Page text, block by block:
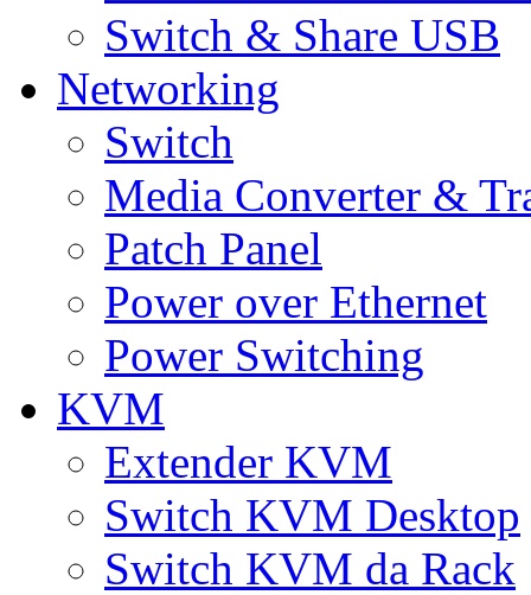
Switch & Share USB
Networking
Switch
Media Converter &
Patch Panel
Power over Ethernet
Power Switching
KVM
Extender KVM
Switch KVM Desktop
Switch KVM da Rack